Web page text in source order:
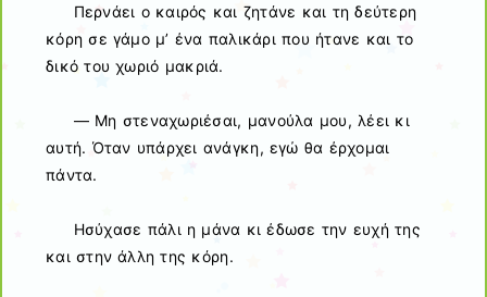
Περνάει ο καιρός και ζητάνε και τη δεύτερη
κόρη σε γάμο μ’ ένα παλικάρι που ήτανε και το
δικό του χωριό μακριά.
— Μη στεναχωριέσαι, μανούλα μου, λέει κι
αυτή. Όταν υπάρχει ανάγκη, εγώ θα έρχομαι
πάντα.
Ησύχασε πάλι η μάνα κι έδωσε την ευχή της
και στην άλλη της κόρη.